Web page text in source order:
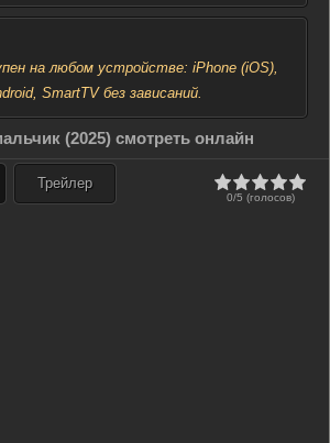
на любом устройстве: iPhone (iOS),
SmartTV без зависаний.
(2025) смотреть онлайн
0/5 (голосов)
Трейлер